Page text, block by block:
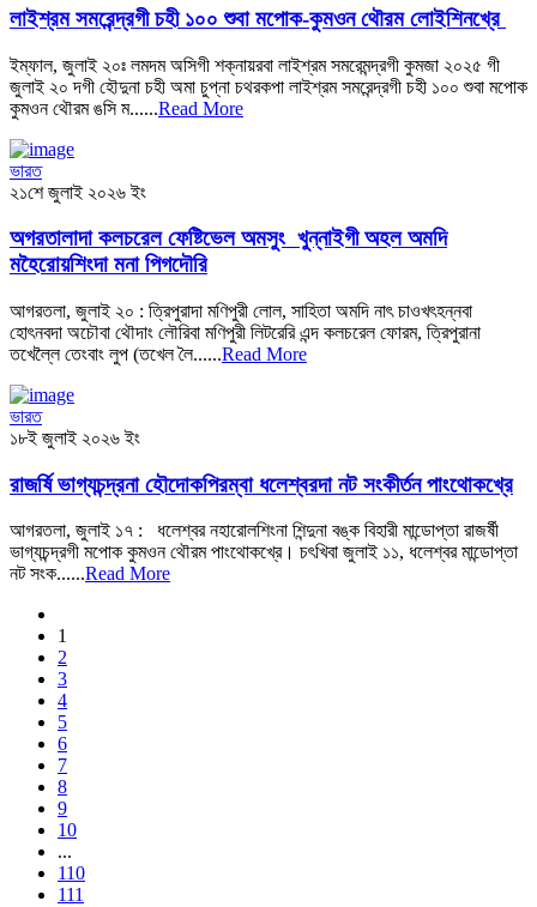
লাইশ্রম সমরেন্দ্রগী চহী ১০০ শুবা মপোক-কুমওন থৌরম লোইশিনখ্রে
ইম্ফাল, জুলাই ২০ঃ লমদম অসিগী শক্নায়রবা লাইশ্রম সমরেমন্দ্রগী কুমজা ২০২৫ গী
জুলাই ২০ দগী হৌদুনা চহী অমা চুপ্না চথরকপা লাইশ্রম সমরেন্দ্রগী চহী ১০০ শুবা মপোক
কুমওন থৌরম ঙসি ম......Read More
ভারত
২১শে জুলাই ২০২৬ ইং
অগরতালাদা কলচরেল ফেষ্টিভেল অমসুং খুন্নাইগী অহল অমদি
মহৈরোয়শিংদা মনা পিগদৌরি
আগরতলা, জুলাই ২০ : ত্রিপুরাদা মণিপুরী লোল, সাহিতা অমদি নাৎ চাওখৎহন্নবা
হোৎনবদা অচৌবা থৌদাং লৌরিবা মণিপুরী লিটরেরি এন্দ কলচরেল ফোরম, ত্রিপুরানা
তখেল্লৈ তেংবাং লুপ (তখেল লৈ......Read More
ভারত
১৮ই জুলাই ২০২৬ ইং
রাজর্ষি ভাগ্যচন্দ্রনা হৌদোকপিরম্বা ধলেশ্বরদা নট সংকীর্তন পাংথোকখ্রে
আগরতলা, জুলাই ১৭ : ধলেশ্বর নহারোলশিংনা শিন্দুনা বঙ্ক বিহারী মান্ডোপ্তা রাজর্ষী
ভাগ্যচন্দ্রগী মপোক কুমওন থৌরম পাংথোকখ্রে। চৎখিবা জুলাই ১১, ধলেশ্বর মান্ডোপ্তা
নট সংক......Read More
1
2
3
4
5
6
7
8
9
10
...
110
111